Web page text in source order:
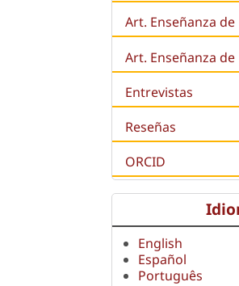
Art. Enseñanza
Art. Enseñanza
Entrevistas
Reseñas
ORCID
English
Español
Português